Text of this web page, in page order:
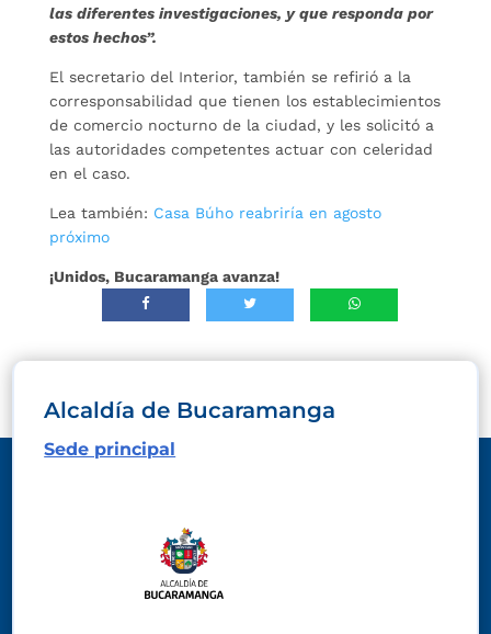
las diferentes investigaciones, y que responda por
estos hechos”.
El secretario del Interior, también se refirió a la
corresponsabilidad que tienen los establecimientos
de comercio nocturno de la ciudad, y les solicitó a
las autoridades competentes actuar con celeridad
en el caso.
Lea también: Casa Búho reabriría en agosto
próximo
¡Unidos, Bucaramanga avanza!
Alcaldía de Bucaramanga
Sede principal